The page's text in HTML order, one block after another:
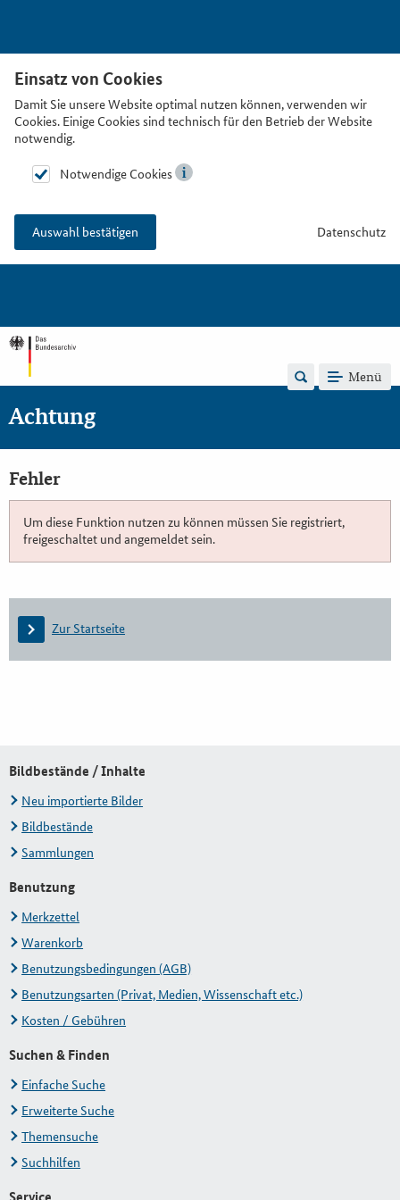
Einsatz von Cookies
Damit Sie unsere Website optimal nutzen können, verwenden wir
Cookies. Einige Cookies sind technisch für den Betrieb der Website
notwendig.
Notwendige Cookies
Auswahl bestätigen Datenschutz
Menü
Achtung
Fehler
Um diese Funktion nutzen zu können müssen Sie registriert,
freigeschaltet und angemeldet sein.
Zur Startseite
Bildbestände / Inhalte
Neu importierte Bilder
Bildbestände
Sammlungen
Benutzung
Merkzettel
Warenkorb
Benutzungsbedingungen (AGB)
Benutzungsarten (Privat, Medien, Wissenschaft etc.)
Kosten / Gebühren
Suchen & Finden
Einfache Suche
Erweiterte Suche
Themensuche
Suchhilfen